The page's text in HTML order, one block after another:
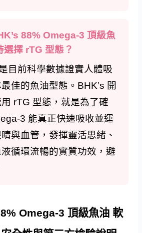
88% Omega-3 頂級魚
選擇 rTG 型態？
目前科學數據證實人體吸
佳的魚油型態。BHK’s 開
rTG 型態，就是為了確
3 能真正快速吸收並運
與血管，發揮靈活思緒、
循環流暢的實質功效，避
Omega-3 頂級魚油 軟